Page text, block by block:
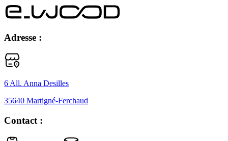
Adresse :
6 All. Anna Desilles
35640 Martigné-Ferchaud
Contact :